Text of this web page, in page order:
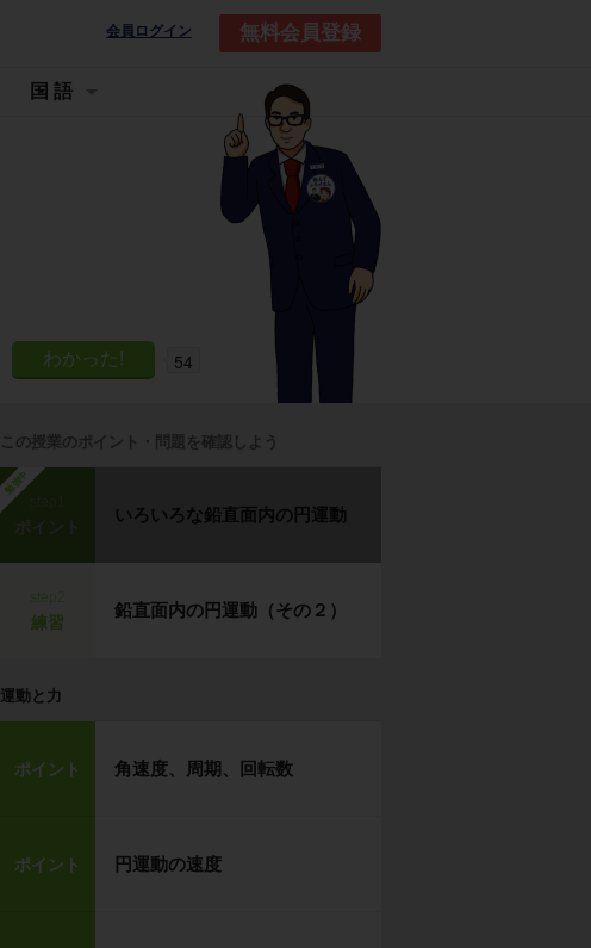
会員ログイン 無料会員登録
国語
54
この授業のポイント・問題を確認しよう
勉強中
ポイント
いろいろな鉛直面内の円運動
練習
鉛直面内の円運動（その２）
運動と力
ポイント 角速度、周期、回転数
ポイント 円運動の速度